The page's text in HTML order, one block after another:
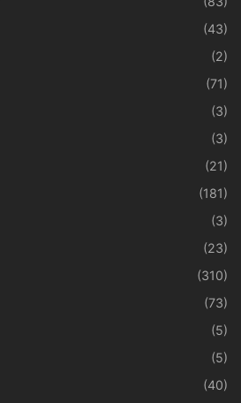
(43)
(2)
(71)
(3)
(3)
(21)
(181)
(3)
(23)
(310)
(73)
(5)
(5)
(40)